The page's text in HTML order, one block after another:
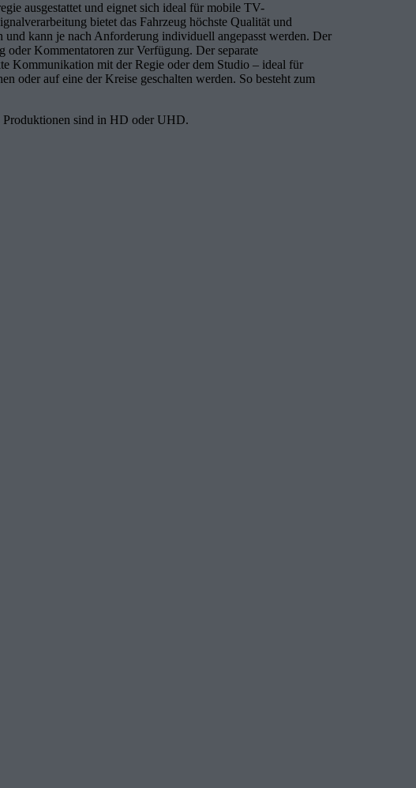
ausgestattet und eignet sich ideal für mobile TV-
bietet das Fahrzeug höchste Qualität und
kann je nach Anforderung individuell angepasst werden. Der
Kommentatoren zur Verfügung. Der separate
Kommunikation mit der Regie oder dem Studio – ideal für
oder auf eine der Kreise geschalten werden. So besteht zum
Produktionen sind in HD oder UHD.